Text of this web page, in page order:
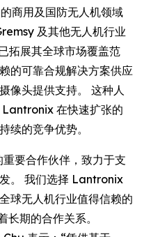
商用及国防无人机领域
及其他无人机行业
拓展其全球市场覆盖范
的可靠合规解决方案供应
像头提供支持。 这种人
在快速扩张的
续的竞争优势。
要合作伙伴，致力于支
。 我们选择 Lantronix
球无人机行业值得信赖的
期的合作关系。